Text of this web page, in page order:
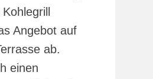
Angebot auf
ab.
einen